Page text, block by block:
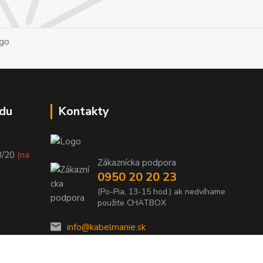
20 (na
Kontakty
Zákaznícka podpora
0950 20 20 23
(Po-Pia, 13-15 hod.) ak nedvíhame
použite CHATBOX
info@kabelmanie.sk